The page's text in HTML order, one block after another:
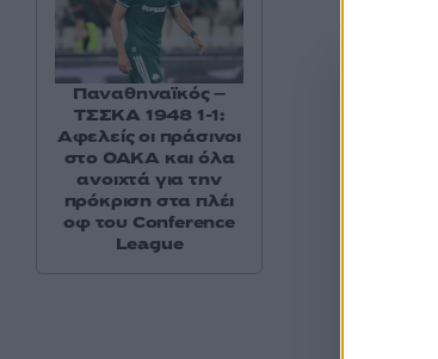
Παναθηναϊκός –
ΤΣΣΚΑ 1948 1-1:
Αφελείς οι πράσινοι
στο ΟΑΚΑ και όλα
ανοιχτά για την
πρόκριση στα πλέι
οφ του Conference
League